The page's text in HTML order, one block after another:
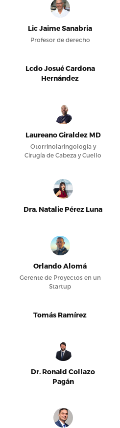
Lic Jaime Sanabria
Profesor de derecho
Lcdo Josué Cardona
Hernández
Laureano Giraldez MD
Otorrinolaringología y
Cirugía de Cabeza y Cuello
Dra. Natalie Pérez Luna
Orlando Alomá
Gerente de Proyectos en un
Startup
Tomás Ramírez
Dr. Ronald Collazo
Pagán